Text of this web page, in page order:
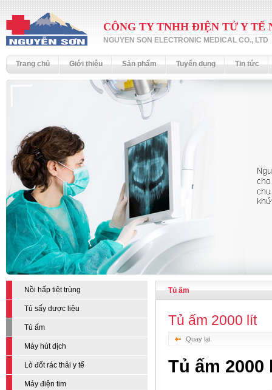
CÔNG TY TNHH ĐIỆN TỬ Y TẾ
NGUYEN SON ELECTRONIC MEDICAL CO., LTD
Trang chủ Giới thiệu Sản phẩm Tuyển dụng Tin tức
Nồi hấp tiệt trùng
Tủ sấy dược liệu
Tủ ấm
Máy hút dịch
Lò đốt rác thải y tế
Máy điện tim
Tủ ấm
Tủ ấm 2000 lít
Quay lại
Tủ ấm 2000